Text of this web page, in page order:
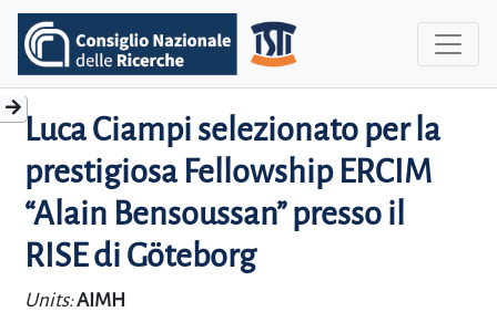
Luca Ciampi selezionato per la
prestigiosa Fellowship ERCIM
“Alain Bensoussan” presso il
RISE di Göteborg
Units:AIMH